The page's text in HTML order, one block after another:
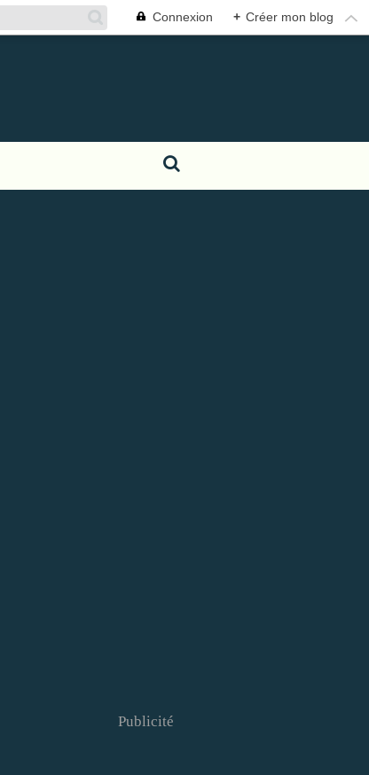
Connexion + Créer mon blog
Publicité